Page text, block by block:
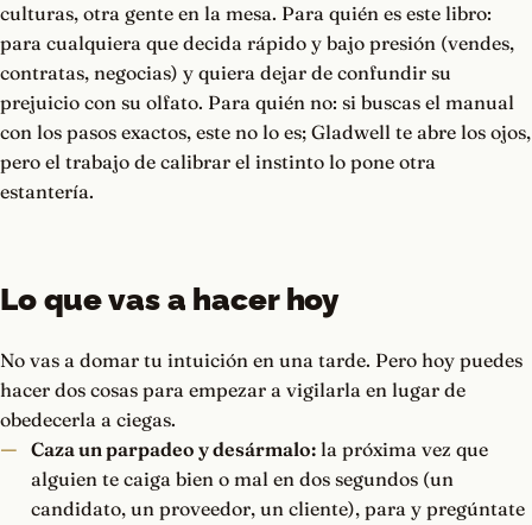
culturas, otra gente en la mesa. Para quién es este libro:
para cualquiera que decida rápido y bajo presión (vendes,
contratas, negocias) y quiera dejar de confundir su
prejuicio con su olfato. Para quién no: si buscas el manual
con los pasos exactos, este no lo es; Gladwell te abre los ojos,
pero el trabajo de calibrar el instinto lo pone otra
estantería.
Lo que vas a hacer hoy
No vas a domar tu intuición en una tarde. Pero hoy puedes
hacer dos cosas para empezar a vigilarla en lugar de
obedecerla a ciegas.
Caza un parpadeo y desármalo:la próxima vez que
alguien te caiga bien o mal en dos segundos (un
candidato, un proveedor, un cliente), para y pregúntate